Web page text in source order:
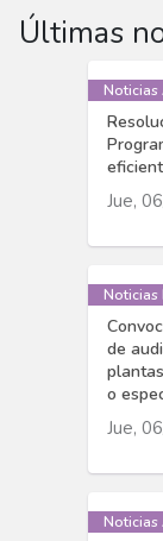
Últimas
Noticias
Jue,
Noticias
de
o
Jue,
Noticias